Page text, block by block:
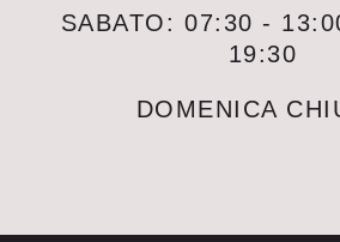
SABATO: 07:30 -
19:30
DOMENICA